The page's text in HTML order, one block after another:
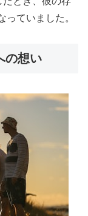
っていました。
の想い